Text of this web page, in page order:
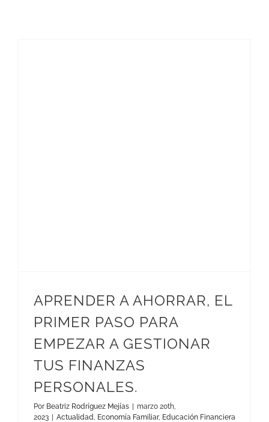
APRENDER A AHORRAR, EL
PRIMER PASO PARA
EMPEZAR A GESTIONAR
TUS FINANZAS
PERSONALES.
Por Beatriz Rodríguez Mejías
marzo 20th,
2023
Actualidad, Economía Familiar, Educación Financiera